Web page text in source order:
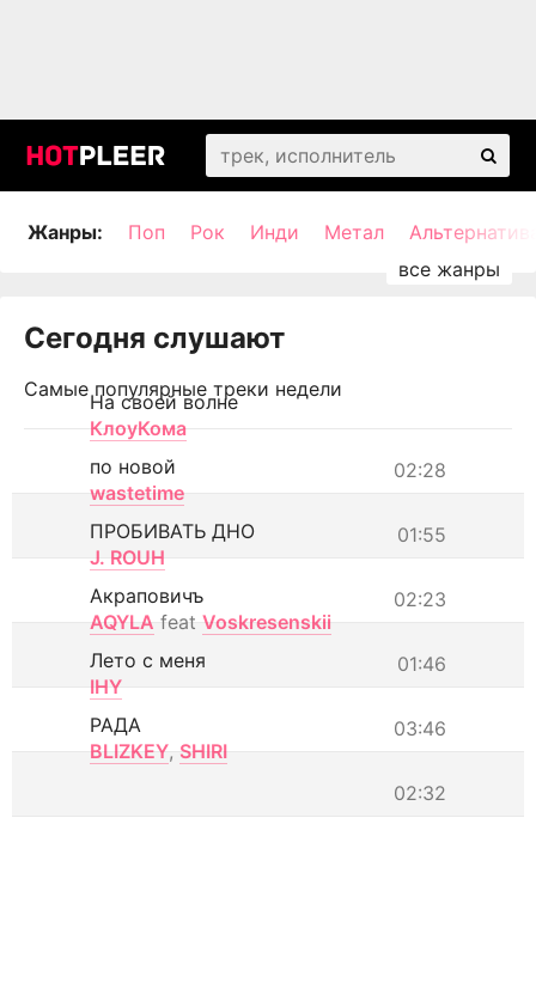
Жанры: Поп Рок Инди Метал
Сегодня слушают
Самые популярные треки недели
На своей волне
КлоуКома
02:28
по новой
wastetime
01:55
ПРОБИВАТЬ ДНО
J. ROUH
02:23
Акраповичъ
AQYLA feat Voskresenskii
01:46
Лето с меня
IHY
03:46
РАДА
BLIZKEY, SHIRI
02:32